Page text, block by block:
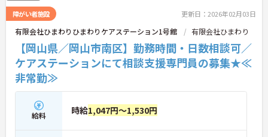
障がい者施設 更新日：2026年02月03日
有限会社ひまわりひまわりケアステーション1号館 有限会社ひまわり
【岡山県／岡山市南区】勤務時間・日数相談可／
ケアステーションにて相談支援専門員の募集★≪
非常勤≫
給料 時給1,047円～1,530円